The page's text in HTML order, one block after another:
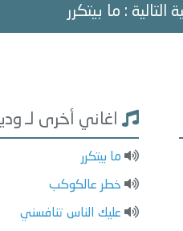
التالية : ما بيتكرر
اغاني أخرى لـ
ما بيتكرر
خطر عالكوكب
عليك الناس تنافسني